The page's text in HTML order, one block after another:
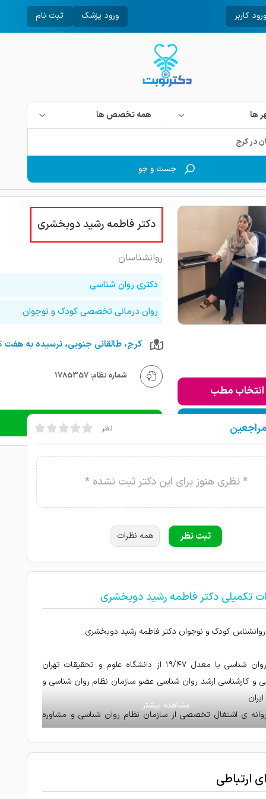
ورود کاربر ورود پزشک ثبت نام
ها همه تخصص ها
جست و جو
انتخاب مطب
به لیست من
دکتر فاطمه رشید دوبخشری
روانشناسان
دکتری روان شناسی
روان درمانی تخصصی کودک و نوجوان
شماره نظام: 1785357
دریافت نوبت تلفنی نظر
* نظری هنوز برای این دکتر ثبت نشده *
ثبت نظر همه نظرات
تکمیلی دکتر فاطمه رشید دوبخشری
روانشناس کودک و نوجوان دکتر فاطمه رشید دوبخشری
دکتری روان شناسی با معدل ۱۹/۴۷ از دانشگاه علوم و تحقیقات تهران
و کارشناسی ارشد روان شناسی عضو سازمان نظام روان شناسی و
ی اشتغال تخصصی از سازمان نظام روان شناسی و مشاوره
انواع فوبیا و ...)
ارتباطی